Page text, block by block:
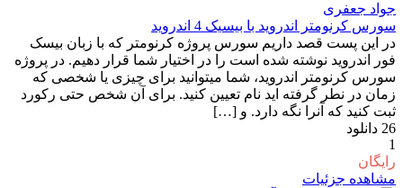
جواد جعفری
سورس کرنومتر اندروید با بیسیک 4 اندروید
در این پست قصد داریم سورس پروژه کرنومتر که با زبان بیسک
فور اندروید نوشته شده است را در اختیار شما قرار دهیم. در پروژه
سورس کرنومتر اندروید، شما میتوانید برای چیزی یا شخصی که
زمان در نطر گرفته اید نام تعیین کنید. برای آن شخص حتی رکورد
ثبت کنید که آنرا نگه دارد. و […]
26 دانلود
1
رایگان
مشاهده جزئیات